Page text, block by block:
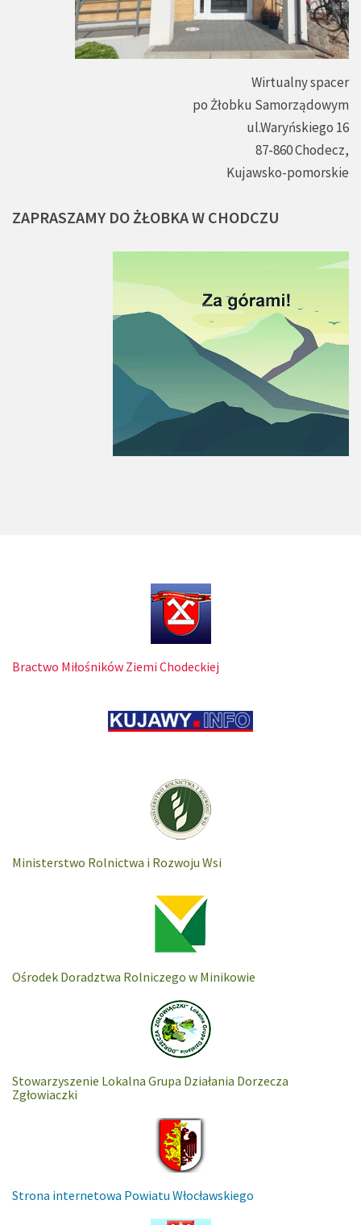
Wirtualny spacer
po Żłobku Samorządowym
ul.Waryńskiego 16
87-860 Chodecz,
Kujawsko-pomorskie
ZAPRASZAMY DO ŻŁOBKAW CHODCZU
Bractwo Miłośników Ziemi Chodeckiej
Ministerstwo Rolnictwa i Rozwoju Wsi
Ośrodek Doradztwa Rolniczego w Minikowie
Stowarzyszenie Lokalna Grupa Działania Dorzecza
Zgłowiaczki
Strona internetowa Powiatu Włocławskiego